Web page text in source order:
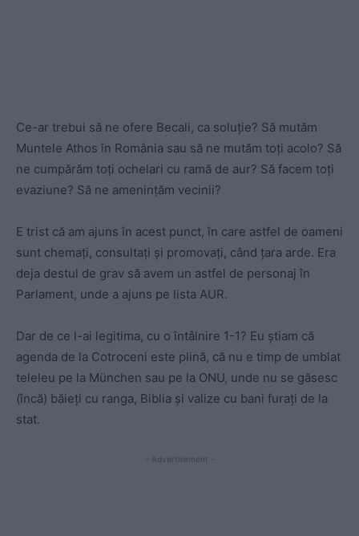
Ce-ar trebui să ne ofere Becali, ca soluție? Să mutăm
Muntele Athos în România sau să ne mutăm toți acolo? Să
ne cumpărăm toți ochelari cu ramă de aur? Să facem toți
evaziune? Să ne amenințăm vecinii?
E trist că am ajuns în acest punct, în care astfel de oameni
sunt chemați, consultați și promovați, când țara arde. Era
deja destul de grav să avem un astfel de personaj în
Parlament, unde a ajuns pe lista AUR.
Dar de ce l-ai legitima, cu o întâlnire 1-1? Eu știam că
agenda de la Cotroceni este plină, că nu e timp de umblat
teleleu pe la München sau pe la ONU, unde nu se găsesc
(încă) băieți cu ranga, Biblia și valize cu bani furați de la
stat.
- Advertisement -